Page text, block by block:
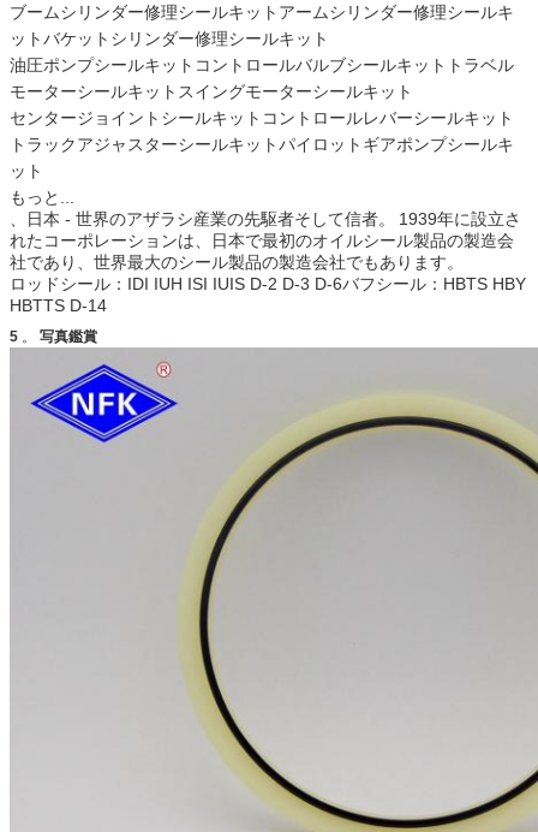
ブームシリンダー修理シールキットアームシリンダー修理シールキ
ットバケットシリンダー修理シールキット
油圧ポンプシールキットコントロールバルブシールキットトラベル
モーターシールキットスイングモーターシールキット
センタージョイントシールキットコントロールレバーシールキット
トラックアジャスターシールキットパイロットギアポンプシールキ
ット
もっと...
、日本 - 世界のアザラシ産業の先駆者そして信者。
1939年に設立さ
れたコーポレーションは、日本で最初のオイルシール製品の製造会
社であり、世界最大のシール製品の製造会社でもあります。
ロッドシール：IDI IUH ISI IUIS D-2 D-3 D-6バフシール：HBTS HBY
HBTTS D-14
5 。 写真鑑賞